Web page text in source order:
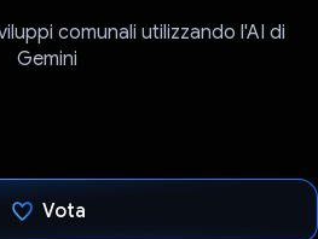
comunali utilizzando l'AI di
Gemini
Vota